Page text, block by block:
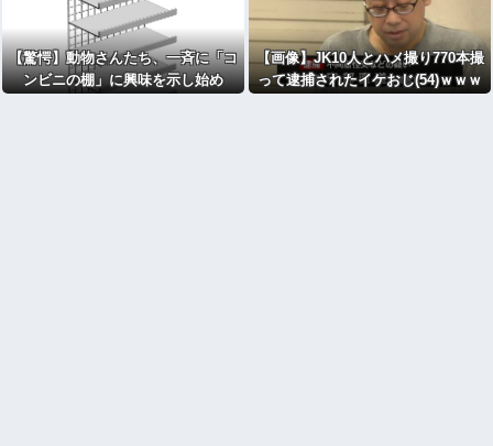
【驚愕】動物さんたち、一斉に「コ
ンビニの棚」に興味を示し始め
【画像】JK10人とハメ撮り770本撮
って逮捕されたイケおじ(54)ｗｗｗ